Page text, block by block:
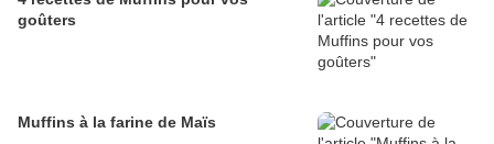
goûters
Muffins à la farine de Maïs